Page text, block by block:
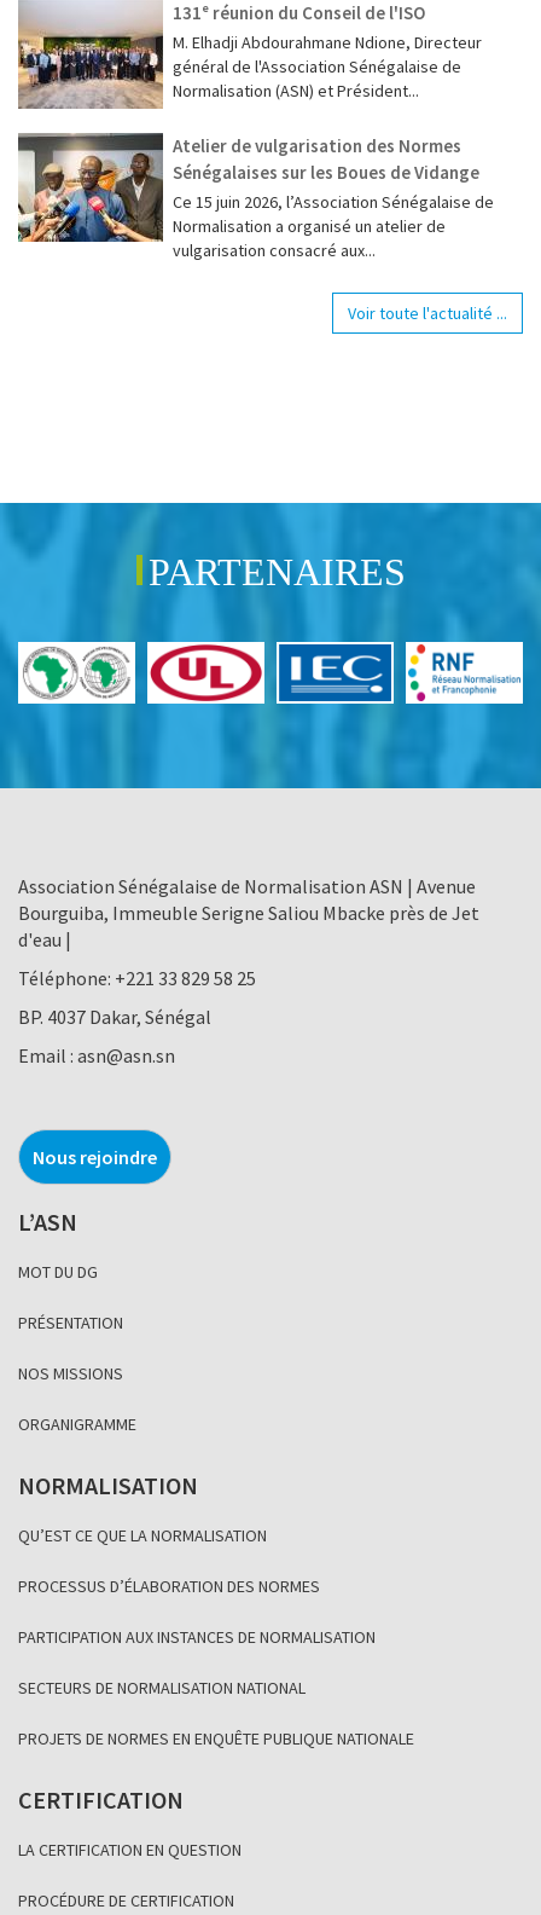
131ᵉ réunion du Conseil de l'ISO
M. Elhadji Abdourahmane Ndione, Directeur
général de l'Association Sénégalaise de
Normalisation (ASN) et Président...
Atelier de vulgarisation des Normes
Sénégalaises sur les Boues de Vidange
Ce 15 juin 2026, l’Association Sénégalaise de
Normalisation a organisé un atelier de
vulgarisation consacré aux...
Voir toute l'actualité ...
PARTENAIRES
Association Sénégalaise de Normalisation ASN | Avenue
Bourguiba, Immeuble Serigne Saliou Mbacke près de Jet
d'eau |
Téléphone: +221 33 829 58 25
BP. 4037 Dakar, Sénégal
Email : asn@asn.sn
Nous rejoindre
L’ASN
MOT DU DG
PRÉSENTATION
NOS MISSIONS
ORGANIGRAMME
NORMALISATION
QU’EST CE QUE LA NORMALISATION
PROCESSUS D’ÉLABORATION DES NORMES
PARTICIPATION AUX INSTANCES DE NORMALISATION
SECTEURS DE NORMALISATION NATIONAL
PROJETS DE NORMES EN ENQUÊTE PUBLIQUE NATIONALE
CERTIFICATION
LA CERTIFICATION EN QUESTION
PROCÉDURE DE CERTIFICATION